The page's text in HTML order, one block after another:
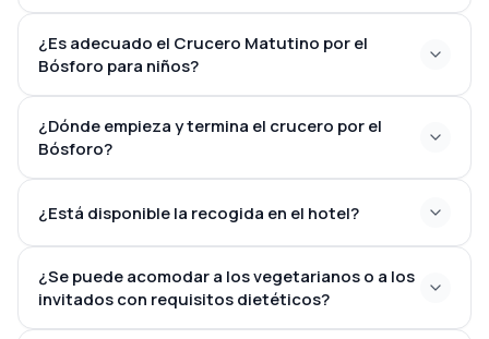
¿Es adecuado el Crucero Matutino por el
Bósforo para niños?
¿Dónde empieza y termina el crucero por el
Bósforo?
Cuerno de Oro
¿Está disponible la recogida en el hotel?
¿Se puede acomodar a los vegetarianos o a los
invitados con requisitos dietéticos?